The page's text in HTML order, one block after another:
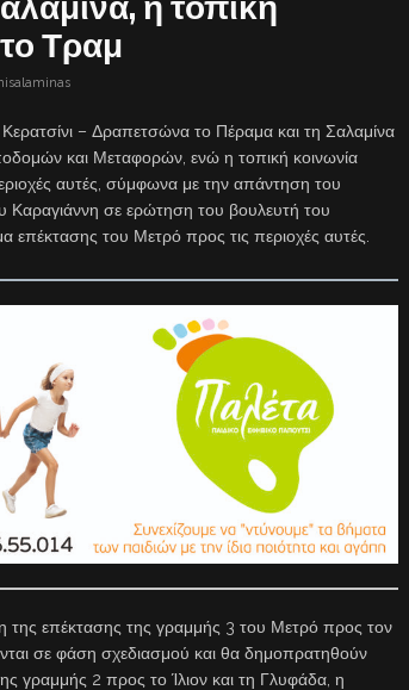
Τραμ
– Δραπετσώνα το Πέραμα και τη Σαλαμίνα
και Μεταφορών, ενώ η τοπική κοινωνία
αυτές, σύμφωνα με την απάντηση του
σε ερώτηση του βουλευτή του
του Μετρό προς τις περιοχές αυτές.
επέκτασης της γραμμής 3 του Μετρό προς τον
σε φάση σχεδιασμού και θα δημοπρατηθούν
γραμμής 2 προς το Ίλιον και τη Γλυφάδα, η